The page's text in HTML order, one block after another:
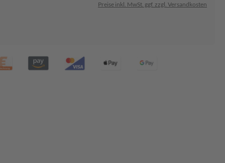
Preise inkl. MwSt. ggf. zzgl. Versandkosten